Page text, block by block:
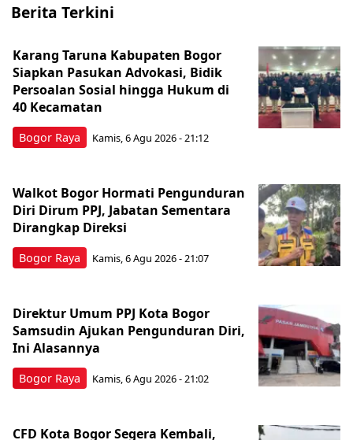
Berita Terkini
Bogor Raya
Karang Taruna Kabupaten Bogor
Siapkan Pasukan Advokasi, Bidik
Persoalan Sosial hingga Hukum di
40 Kecamatan
Kamis, 6 Agu 2026 - 21:12
Bogor Raya
Walkot Bogor Hormati Pengunduran
Diri Dirum PPJ, Jabatan Sementara
Dirangkap Direksi
Kamis, 6 Agu 2026 - 21:07
Bogor Raya
Direktur Umum PPJ Kota Bogor
Samsudin Ajukan Pengunduran Diri,
Ini Alasannya
Kamis, 6 Agu 2026 - 21:02
CFD Kota Bogor Segera Kembali,